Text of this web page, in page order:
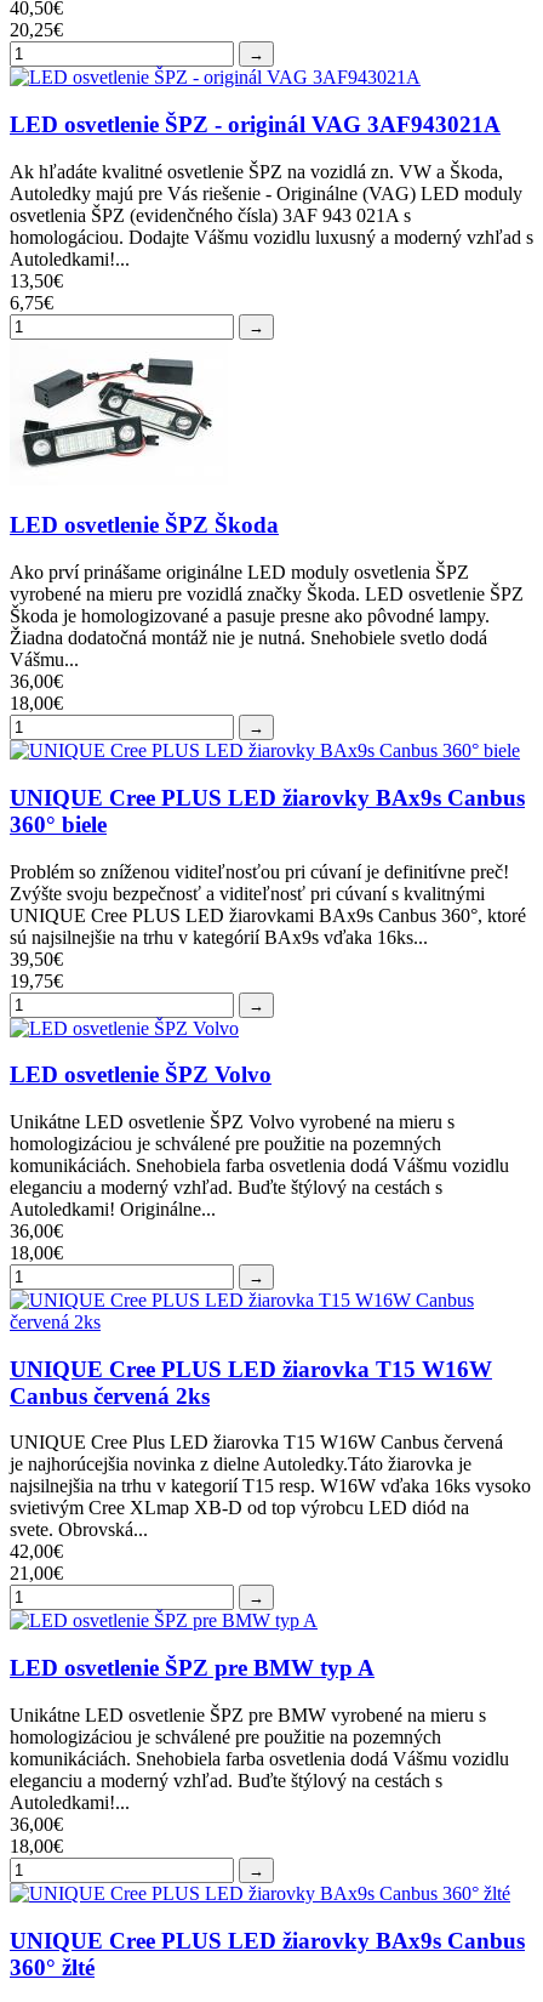
40,50€
20,25€
→
LED osvetlenie ŠPZ - originál VAG 3AF943021A
Ak hľadáte kvalitné osvetlenie ŠPZ na vozidlá zn. VW a Škoda,
Autoledky majú pre Vás riešenie - Originálne (VAG) LED moduly
osvetlenia ŠPZ (evidenčného čísla) 3AF 943 021A s
homologáciou. Dodajte Vášmu vozidlu luxusný a moderný vzhľad s
Autoledkami!...
13,50€
6,75€
→
LED osvetlenie ŠPZ Škoda
Ako prví prinášame originálne LED moduly osvetlenia ŠPZ
vyrobené na mieru pre vozidlá značky Škoda. LED osvetlenie ŠPZ
Škoda je homologizované a pasuje presne ako pôvodné lampy.
Žiadna dodatočná montáž nie je nutná. Snehobiele svetlo dodá
Vášmu...
36,00€
18,00€
→
UNIQUE Cree PLUS LED žiarovky BAx9s Canbus
360° biele
Problém so zníženou viditeľnosťou pri cúvaní je definitívne preč!
Zvýšte svoju bezpečnosť a viditeľnosť pri cúvaní s kvalitnými
UNIQUE Cree PLUS LED žiarovkami BAx9s Canbus 360°, ktoré
sú najsilnejšie na trhu v kategórií BAx9s vďaka 16ks...
39,50€
19,75€
→
LED osvetlenie ŠPZ Volvo
Unikátne LED osvetlenie ŠPZ Volvo vyrobené na mieru s
homologizáciou je schválené pre použitie na pozemných
komunikáciách. Snehobiela farba osvetlenia dodá Vášmu vozidlu
eleganciu a moderný vzhľad. Buďte štýlový na cestách s
Autoledkami! Originálne...
36,00€
18,00€
→
UNIQUE Cree PLUS LED žiarovka T15 W16W
Canbus červená 2ks
UNIQUE Cree Plus LED žiarovka T15 W16W Canbus červená
je najhorúcejšia novinka z dielne Autoledky.Táto žiarovka je
najsilnejšia na trhu v kategorií T15 resp. W16W vďaka 16ks vysoko
svietivým Cree XLmap XB-D od top výrobcu LED diód na
svete. Obrovská...
42,00€
21,00€
→
LED osvetlenie ŠPZ pre BMW typ A
Unikátne LED osvetlenie ŠPZ pre BMW vyrobené na mieru s
homologizáciou je schválené pre použitie na pozemných
komunikáciách. Snehobiela farba osvetlenia dodá Vášmu vozidlu
eleganciu a moderný vzhľad. Buďte štýlový na cestách s
Autoledkami!...
36,00€
18,00€
→
UNIQUE Cree PLUS LED žiarovky BAx9s Canbus
360° žlté